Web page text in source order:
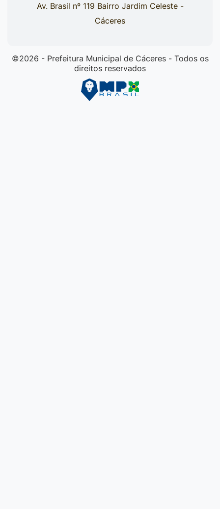
Av. Brasil nº 119 Bairro Jardim Celeste -
Cáceres
©2026 - Prefeitura Municipal de Cáceres - Todos os
direitos reservados